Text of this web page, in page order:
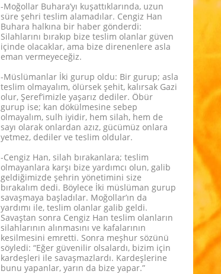
-Moğollar Buhara’yı kuşattıklarında, uzun
süre şehri teslim alamadılar. Cengiz Han
Buhara halkına bir haber gönderdi:
Silahlarını bırakıp bize teslim olanlar güven
içinde olacaklar, ama bize direnenlere asla
eman vermeyeceğiz.
-Müslümanlar İki gurup oldu: Bir gurup; asla
teslim olmayalım, ölürsek şehit, kalırsak Gazi
olur, Şeref’imizle yaşarız dediler. Öbür
gurup ise; kan dökülmesine sebep
olmayalım, sulh iyidir, hem silah, hem de
sayı olarak onlardan azız, gücümüz onlara
yetmez, dediler ve teslim oldular.
-Cengiz Han, silah bırakanlara; teslim
olmayanlara karşı bize yardımcı olun, galib
geldiğimizde şehrin yönetimini size
bırakalım dedi. Böylece İki müslüman gurup
savaşmaya başladılar. Moğollar’ın da
yardımı ile, teslim olanlar galib geldi.
Savaştan sonra Cengiz Han teslim olanların
silahlarının alınmasını ve kafalarının
kesilmesini emretti. Sonra meşhur sözünü
söyledi: “Eğer güvenilir olsalardı, bizim için
kardeşleri ile savaşmazlardı. Kardeşlerine
bunu yapanlar, yarın da bize yapar.”